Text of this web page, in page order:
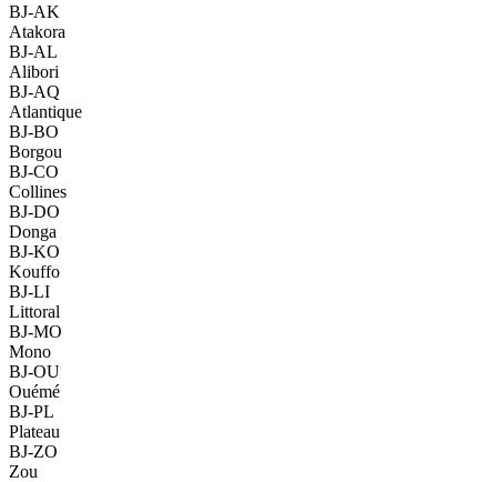
BJ-AK
Atakora
BJ-AL
Alibori
BJ-AQ
Atlantique
BJ-BO
Borgou
BJ-CO
Collines
BJ-DO
Donga
BJ-KO
Kouffo
BJ-LI
Littoral
BJ-MO
Mono
BJ-OU
Ouémé
BJ-PL
Plateau
BJ-ZO
Zou